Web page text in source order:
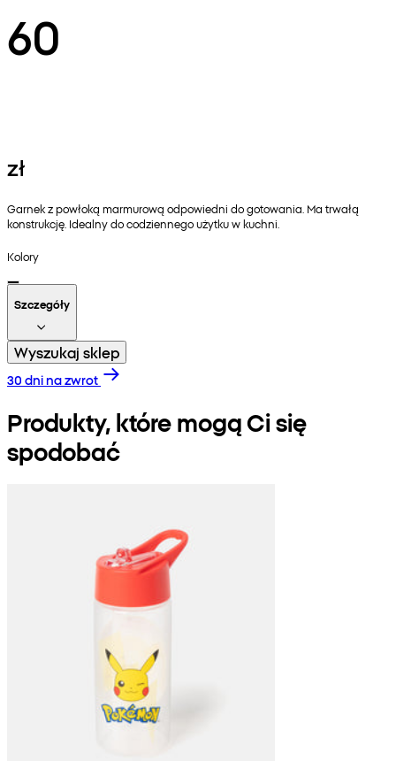
60
zł
Garnek z powłoką marmurową odpowiedni do gotowania. Ma trwałą
konstrukcję. Idealny do codziennego użytku w kuchni.
Kolory
Szczegóły
Wyszukaj sklep
30 dni na zwrot
Produkty, które mogą Ci się
spodobać